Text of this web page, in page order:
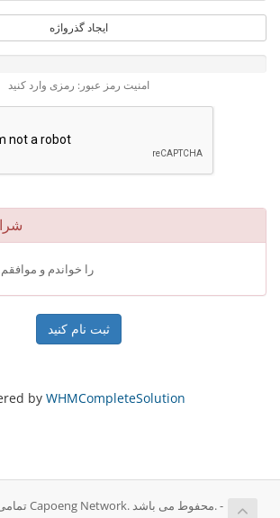
ایجاد گذرواژه
امنیت رمز عبور: رمزی وارد کنید
را خواندم و موافقم.
by WHMCompleteSolution
تمامی حقوق برای © 2026 Capoeng Network. محفوط می باشد. -